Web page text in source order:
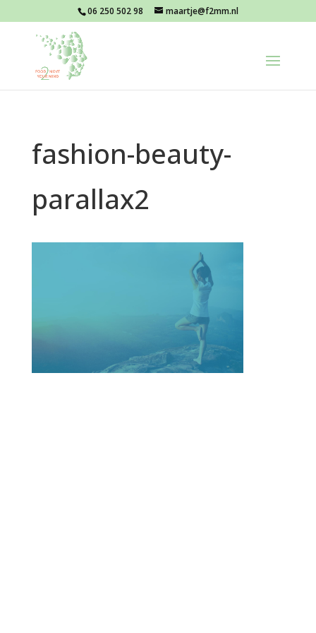
06 250 502 98 maartje@f2mm.nl
fashion-beauty-
parallax2